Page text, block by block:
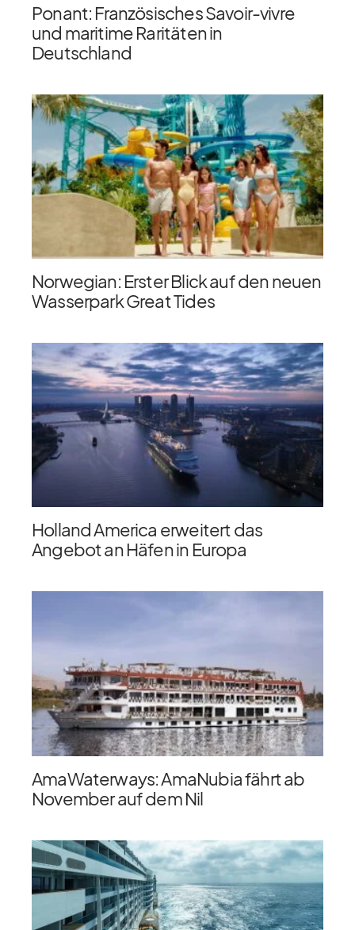
Ponant: Französisches Savoir-vivre
und maritime Raritäten in
Deutschland
Norwegian: Erster Blick auf den neuen
Wasserpark Great Tides
Holland America erweitert das
Angebot an Häfen in Europa
AmaWaterways: AmaNubia fährt ab
November auf dem Nil